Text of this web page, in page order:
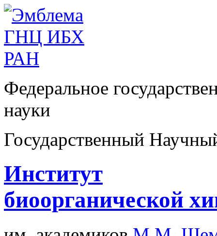
Федеральное
науки
Государственный
Институт
биоорганической